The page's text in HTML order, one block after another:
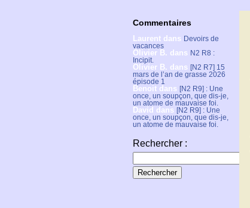
Commentaires
Laurent dans Devoirs de
vacances
Olivier B. dans N2 R8 :
Incipit.
Olivier B. dans [N2 R7] 15
mars de l’an de grasse 2026
épisode 1
Benoit dans [N2 R9] : Une
once, un soupçon, que dis-je,
un atome de mauvaise foi.
David dans [N2 R9] : Une
once, un soupçon, que dis-je,
un atome de mauvaise foi.
Rechercher :